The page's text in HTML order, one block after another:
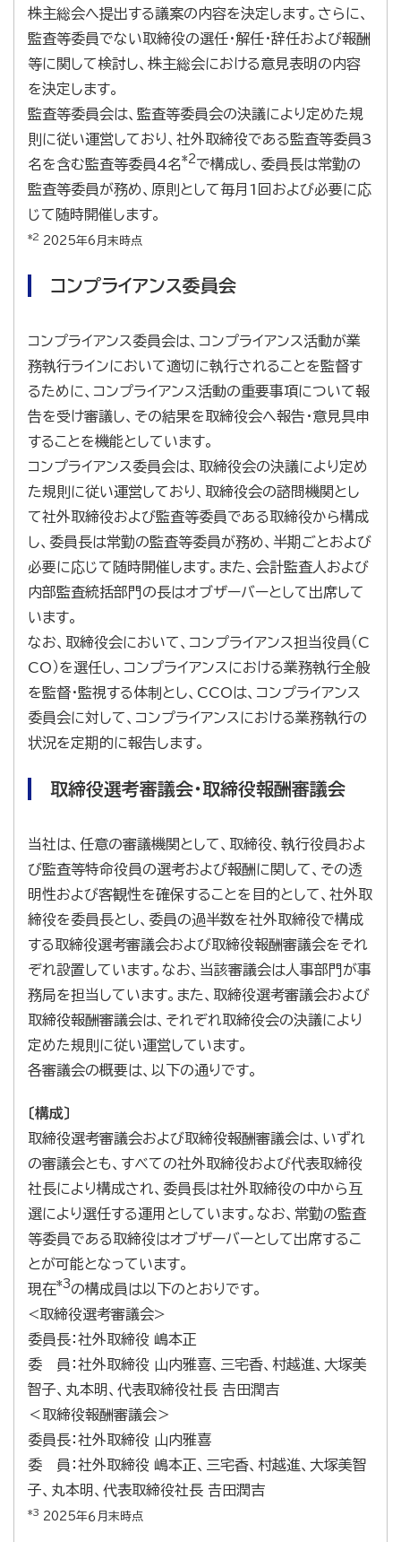
株主総会へ提出する議案の内容を決定します。さらに、
監査等委員でない取締役の選任・解任・辞任および報酬
等に関して検討し、株主総会における意見表明の内容
を決定します。
監査等委員会は、監査等委員会の決議により定めた規
則に従い運営しており、社外取締役である監査等委員3
名を含む監査等委員4名*2で構成し、委員長は常勤の
監査等委員が務め、原則として毎月1回および必要に応
じて随時開催します。
*2 2025年6月末時点
コンプライアンス委員会
コンプライアンス委員会は、コンプライアンス活動が業
務執行ラインにおいて適切に執行されることを監督す
るために、コンプライアンス活動の重要事項について報
告を受け審議し、その結果を取締役会へ報告・意見具申
することを機能としています。
コンプライアンス委員会は、取締役会の決議により定め
た規則に従い運営しており、取締役会の諮問機関とし
て社外取締役および監査等委員である取締役から構成
し、委員長は常勤の監査等委員が務め、半期ごとおよび
必要に応じて随時開催します。また、会計監査人および
内部監査統括部門の長はオブザーバーとして出席して
います。
なお、取締役会において、コンプライアンス担当役員（C
CO）を選任し、コンプライアンスにおける業務執行全般
を監督・監視する体制とし、CCOは、コンプライアンス
委員会に対して、コンプライアンスにおける業務執行の
状況を定期的に報告します。
取締役選考審議会・取締役報酬審議会
当社は、任意の審議機関として、取締役、執行役員およ
び監査等特命役員の選考および報酬に関して、その透
明性および客観性を確保することを目的として、社外取
締役を委員長とし、委員の過半数を社外取締役で構成
する取締役選考審議会および取締役報酬審議会をそれ
ぞれ設置しています。なお、当該審議会は人事部門が事
務局を担当しています。また、取締役選考審議会および
取締役報酬審議会は、それぞれ取締役会の決議により
定めた規則に従い運営しています。
各審議会の概要は、以下の通りです。
〔構成〕
取締役選考審議会および取締役報酬審議会は、いずれ
の審議会とも、すべての社外取締役および代表取締役
社長により構成され、委員長は社外取締役の中から互
選により選任する運用としています。なお、常勤の監査
等委員である取締役はオブザーバーとして出席するこ
とが可能となっています。
現在*3の構成員は以下のとおりです。
<取締役選考審議会>
委員長：社外取締役 嶋本正
委 員：社外取締役 山内雅喜、三宅香、村越進、大塚美
智子、丸本明、代表取締役社長 𠮷田潤吉
＜取締役報酬審議会＞
委員長：社外取締役 山内雅喜
委 員：社外取締役 嶋本正、三宅香、村越進、大塚美智
子、丸本明、代表取締役社長 𠮷田潤吉
*3 2025年６月末時点